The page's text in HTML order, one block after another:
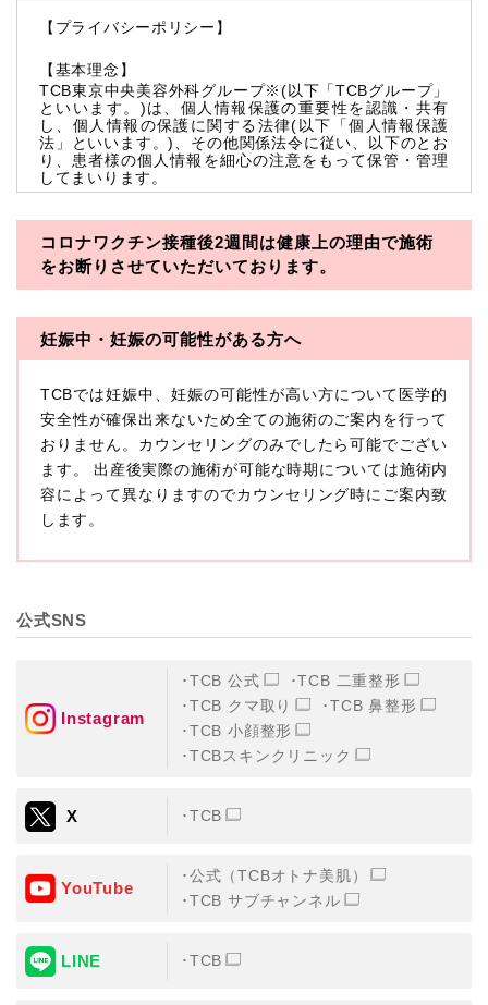
【プライバシーポリシー】
【基本理念】
TCB東京中央美容外科グループ※(以下「TCBグループ」
といいます。)は、個人情報保護の重要性を認識・共有
し、個人情報の保護に関する法律(以下「個人情報保護
法」といいます。)、その他関係法令に従い、以下のとお
り、患者様の個人情報を細心の注意をもって保管・管理
してまいります。
※TCBグループとは以下を総称していいます。
・一般社団法人メディカルアライアンス
・医療法人社団創彩会
本プライバシーポリシーにおいて「個人情報」とは、生
存する個人に関する情報であって、当該情報に含まれる
氏名、生年月日その他の記述等により特定の個人を識別
できるもの又は個人識別符号（個人情報保護委員会の政
令に準じます。）が含まれるものをいいます。
収集した患者様に関する情報には、単独のままでは特定
の個人を識別できない情報もありますが、他の情報と組
み合わせることにより特定の個人を識別できる場合、か
に扱うものとします。
TCBグループが【利用目的】に定める目的を達成するた
めに取得する情報には、次のものが含まれます（以下①
①TCBグループが患者様から取得する情報
・氏名、生年月日、メールアドレス、電話番号
②TCBグループが各種サービスの利用に関連して取得す
る情報
・患者様がご利用になった各種サービスの内容、ご利用
日時、閲覧履歴等に関連する情報
（これには、Cookie情報、アクセスログ等の利用状況に
③TCBグループが第三者から間接的に収集する情報
コロナワクチン接種後2週間は健康上の理由で施術
をお断りさせていただいております。
妊娠中・妊娠の可能性がある方へ
TCBでは妊娠中、妊娠の可能性が高い方について医学的
安全性が確保出来ないため全ての施術のご案内を行って
おりません。カウンセリングのみでしたら可能でござい
ます。 出産後実際の施術が可能な時期については施術内
容によって異なりますのでカウンセリング時にご案内致
します。
公式SNS
Instagram
TCB 公式
TCB 二重整形
TCB クマ取り
TCB 鼻整形
TCB 小顔整形
TCBスキンクリニック
X TCB
YouTube
公式（TCBオトナ美肌）
TCB サブチャンネル
LINE TCB